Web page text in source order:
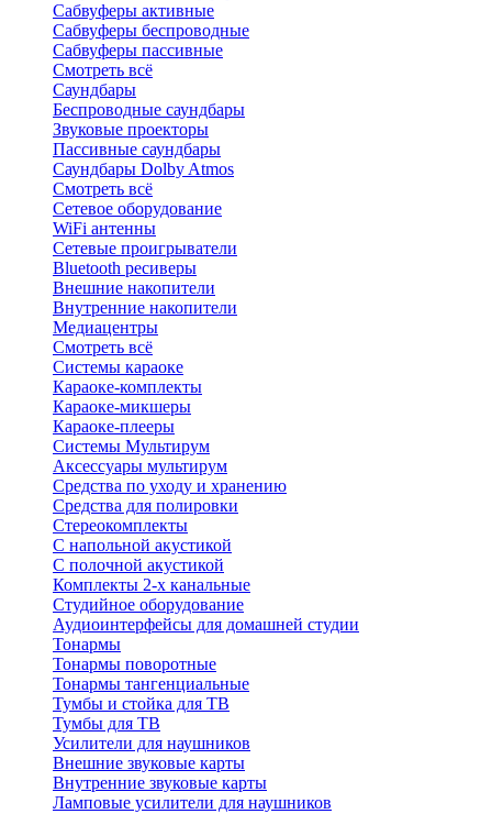
Сабвуферы активные
Сабвуферы беспроводные
Сабвуферы пассивные
Смотреть всё
Саундбары
Беспроводные саундбары
Звуковые проекторы
Пассивные саундбары
Саундбары Dolby Atmos
Смотреть всё
Сетевое оборудование
WiFi антенны
Сетевые проигрыватели
Bluetooth ресиверы
Внешние накопители
Внутренние накопители
Медиацентры
Смотреть всё
Системы караоке
Караоке-комплекты
Караоке-микшеры
Караоке-плееры
Системы Мультирум
Аксессуары мультирум
Средства по уходу и хранению
Средства для полировки
Стереокомплекты
C напольной акустикой
C полочной акустикой
Комплекты 2-х канальные
Студийное оборудование
Аудиоинтерфейсы для домашней студии
Тонармы
Тонармы поворотные
Тонармы тангенциальные
Тумбы и стойка для ТВ
Тумбы для ТВ
Усилители для наушников
Внешние звуковые карты
Внутренние звуковые карты
Ламповые усилители для наушников